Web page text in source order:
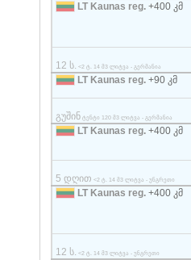
LT Kaunas reg. +400 კმ
12 ს. <2 ტ. 14 მ3 ლიტვა - გერმანია
LT Kaunas reg. +90 კმ
გუშინ ტენტი 120 მ3 ლიტვა - გერმანია
LT Kaunas reg. +400 კმ
5 დღით <2 ტ. 14 მ3 ლიტვა - უნგრეთი
LT Kaunas reg. +400 კმ
12 ს. <2 ტ. 14 მ3 ლიტვა - უნგრეთი